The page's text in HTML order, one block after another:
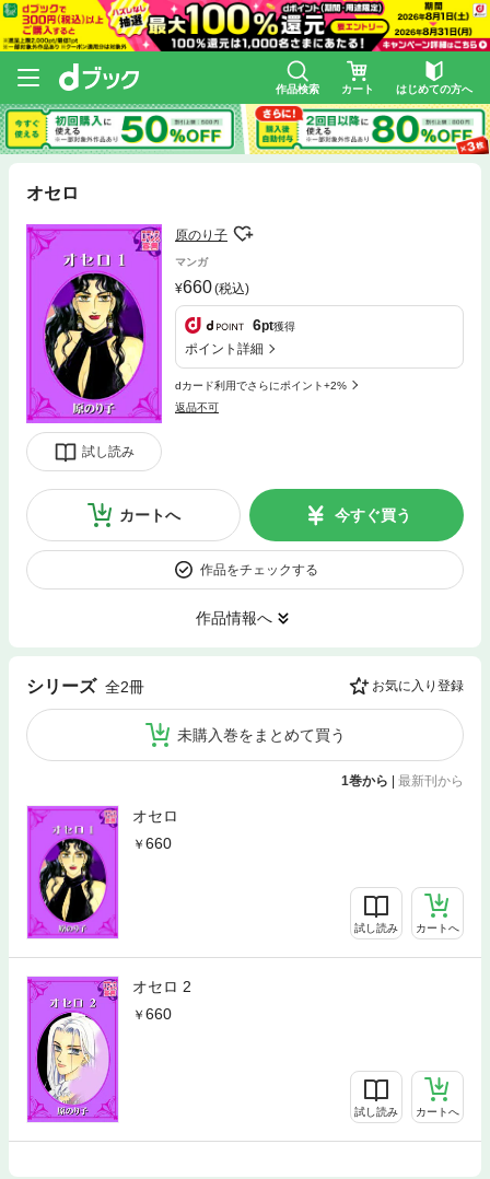
作品検索 カート はじめての方へ
オセロ
試し読み
原のり子
マンガ
660(税込)
6pt獲得
ポイント詳細
dカード利用でさらにポイント+2%
返品不可
カートへ 今すぐ買う
作品をチェックする
作品情報へ
シリーズ 全2冊 お気に入り登録
未購入巻をまとめて買う
1巻から | 最新刊から
オセロ
660
試し読み カートへ
オセロ 2
660
試し読み カートへ